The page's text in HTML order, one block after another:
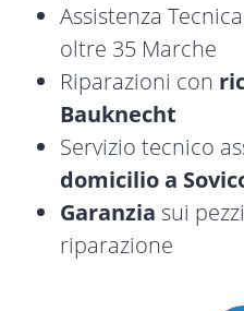
Assistenza
oltre 35 Marche
Riparazioni con
Bauknecht
Servizio tecnico
domicilio a
Garanzia sui
riparazione